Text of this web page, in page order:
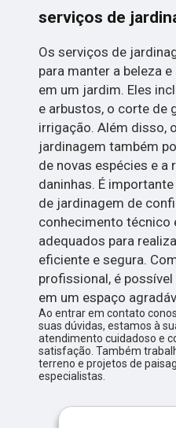
serviços de
Os serviços de
para manter a beleza
em um jardim. Eles
e arbustos, o corte de
irrigação. Além disso,
jardinagem também
de novas espécies e a
daninhas. É
de jardinagem de
conhecimento técnico
adequados para
eficiente e segura.
profissional, é
em um espaço
Ao entrar em contato
suas dúvidas, estamos à
atendimento cuidadoso e
satisfação. Também
terreno e projetos de
especialistas.